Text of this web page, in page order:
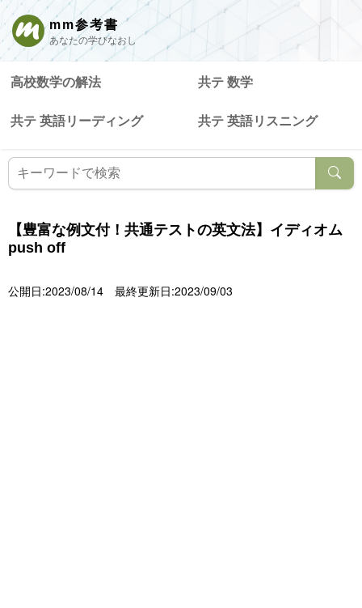
mm参考書
あなたの学びなおし
高校数学の解法 共テ 数学
共テ 英語リーディング 共テ 英語リスニング
【豊富な例文付！共通テストの英文法】イディオム
push off
公開日:2023/08/14 最終更新日:2023/09/03